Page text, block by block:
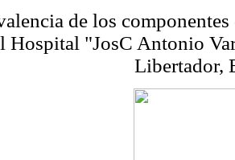
de los
Hospital "JosC Antonio
Libertador,